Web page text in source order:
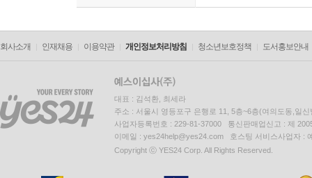
회사소개 인재채용 이용약관 개인정보처리방침 청소년보호정책 도서홍보안내
대표 : 김석환, 최세라
주소 : 서울시 영등포구 은행로 11, 5층~6층(여의도동,일신
사업자등록번호 : 229-81-37000 통신판매업신고 : 제
이메일 : yes24help@yes24.com 호스팅 서비스사업자 :
Copyright ⓒ YES24 Corp. All Rights Reserved.